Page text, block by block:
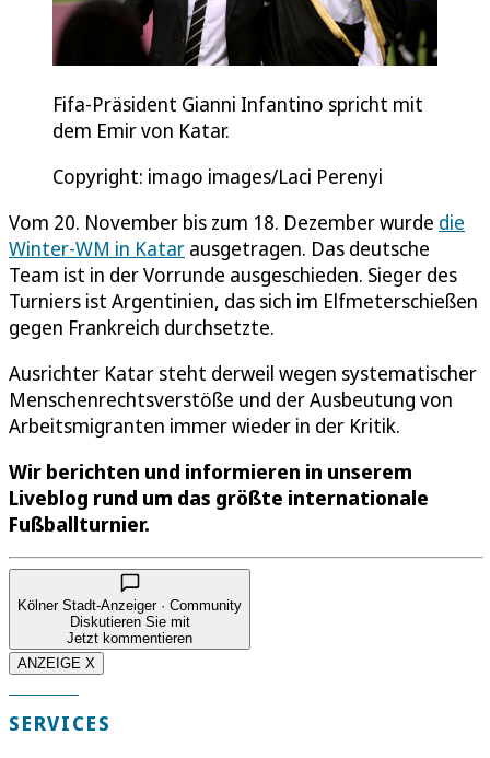
Fifa-Präsident Gianni Infantino spricht mit
dem Emir von Katar.
Copyright: imago images/Laci Perenyi
Vom 20. November bis zum 18. Dezember wurde die
Winter-WM in Katar ausgetragen. Das deutsche
Team ist in der Vorrunde ausgeschieden. Sieger des
Turniers ist Argentinien, das sich im Elfmeterschießen
gegen Frankreich durchsetzte.
Ausrichter Katar steht derweil wegen systematischer
Menschenrechtsverstöße und der Ausbeutung von
Arbeitsmigranten immer wieder in der Kritik.
Wir berichten und informieren in unserem
Liveblog rund um das größte internationale
Fußballturnier.
Kölner Stadt-Anzeiger · Community
Diskutieren Sie mit
Jetzt kommentieren
ANZEIGE X
SERVICES